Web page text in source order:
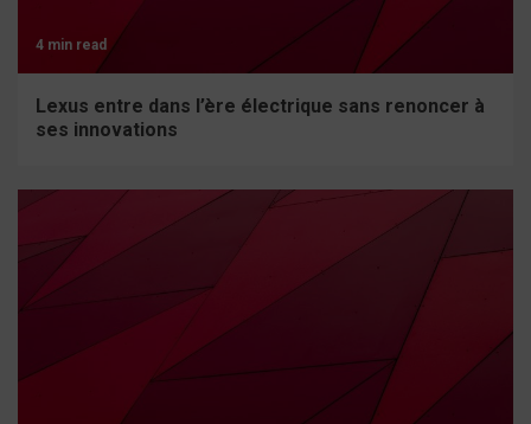
4 min read
Lexus entre dans l’ère électrique sans renoncer à
ses innovations